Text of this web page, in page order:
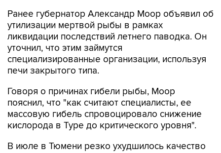
Ранее губернатор Александр Моор объявил об
утилизации мертвой рыбы в рамках
ликвидации последствий летнего паводка. Он
уточнил, что этим займутся
специализированные организации, используя
печи закрытого типа.
Говоря о причинах гибели рыбы, Моор
пояснил, что "как считают специалисты, ее
массовую гибель спровоцировало снижение
кислорода в Туре до критического уровня".
В июле в Тюмени резко ухудшилось качество